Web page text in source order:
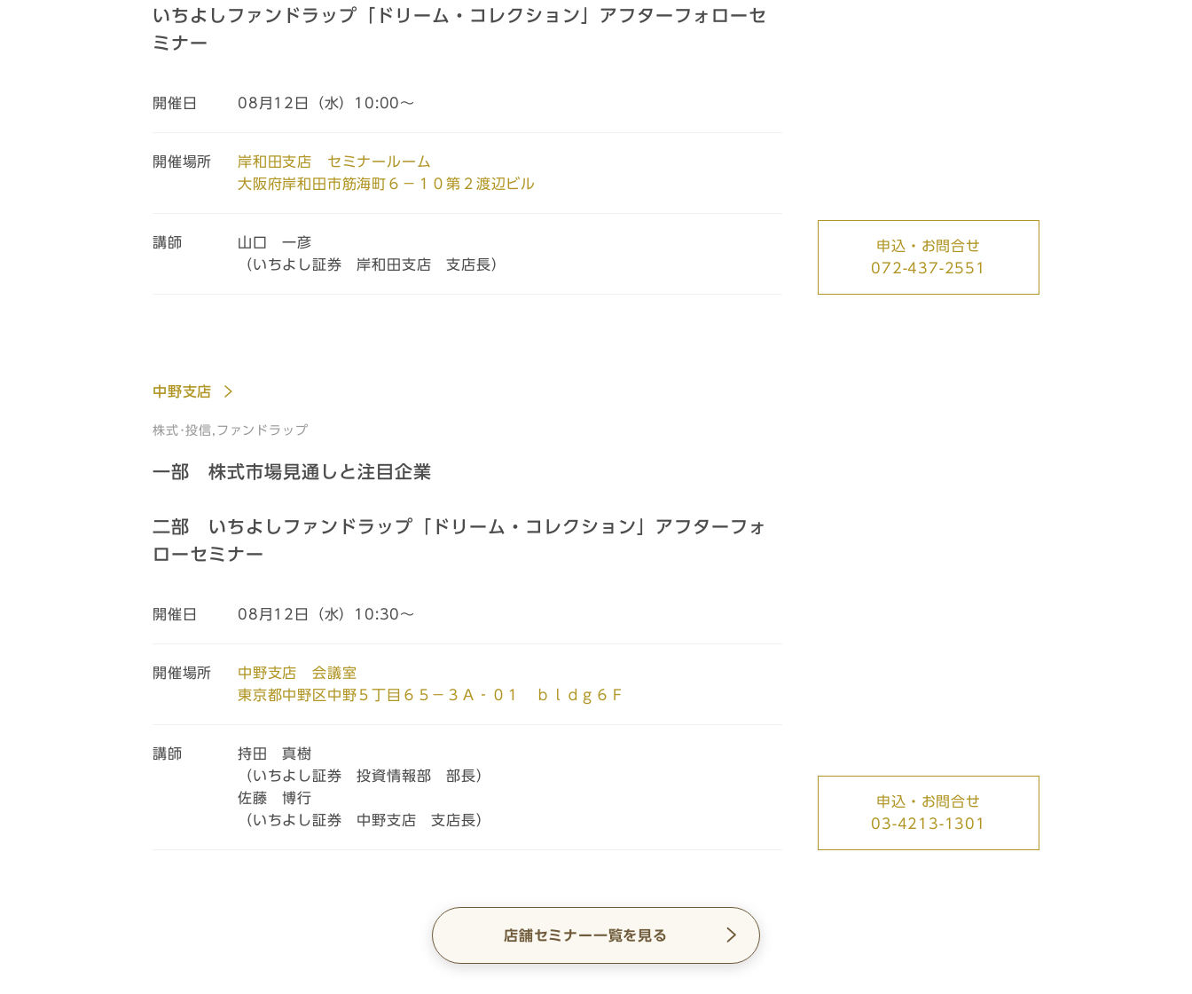
いちよしファンドラップ「ドリーム・コレクション」アフターフォローセ
ミナー
開催日 08月12日（水）10:00～
開催場所
岸和田支店 セミナールーム
大阪府岸和田市筋海町６－１０第２渡辺ビル
講師
山口 一彦
（いちよし証券 岸和田支店 支店長）
申込・お問合せ
072-437-2551
中野支店
株式･投信,ファンドラップ
一部 株式市場見通しと注目企業
二部 いちよしファンドラップ「ドリーム・コレクション」アフターフォ
ローセミナー
開催日 08月12日（水）10:30～
開催場所
中野支店 会議室
東京都中野区中野５丁目６５－３Ａ‐０１ ｂｌｄｇ６Ｆ
講師
持田 真樹
（いちよし証券 投資情報部 部長）
佐藤 博行
（いちよし証券 中野支店 支店長）
申込・お問合せ
03-4213-1301
店舗セミナー一覧を見る